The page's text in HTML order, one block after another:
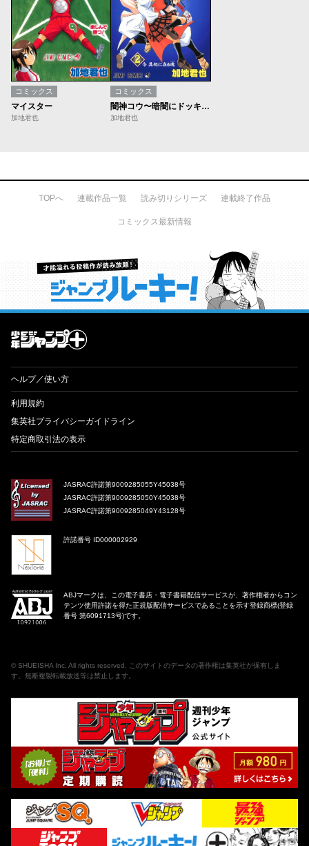
コミックス
マイスター
加地君也
コミックス
闇神コウ〜暗闇にドッキリ！〜
加地君也
TOPへ 連載作品一覧 読み切りシリーズ 連載終了作品
コミックス最新情報
才能溢れる投稿作が読み放題！ ジャンプルーキー！
ヘルプ／使い方
利用規約
集英社プライバシーガイドライン
特定商取引法の表示
JASRAC許諾第9009285055Y45038号
JASRAC許諾第9009285050Y45038号
JASRAC許諾第9009285049Y43128号
許諾番号 ID000002929
ABJマークは、この電子書店・電子書籍配信サービスが、著作権者からコン
テンツ使用許諾を得た正規版配信サービスであることを示す登録商標(登録
番号 第6091713号)です。
© SHUEISHA Inc . All rights reserved. このサイトのデータの著作権は集英社が保有しま
す。無断複製転載放送等は禁止します。